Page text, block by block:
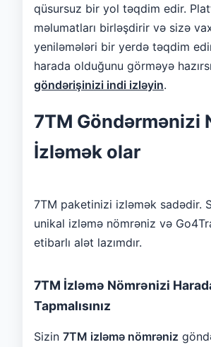
qüsursuz bir yol təqdim edir.
məlumatları birləşdirir və sizə
yeniləmələri bir yerdə təqdim
harada olduğunu görməyə
göndərişinizi indi izləyin.
7TM Göndərmənizi
İzləmək olar
7TM paketinizi izləmək sadədir.
unikal izləmə nömrəniz və
etibarlı alət lazımdır.
7TM İzləmə Nömrənizi
Tapmalısınız
Sizin 7TM izləmə nömrəniz